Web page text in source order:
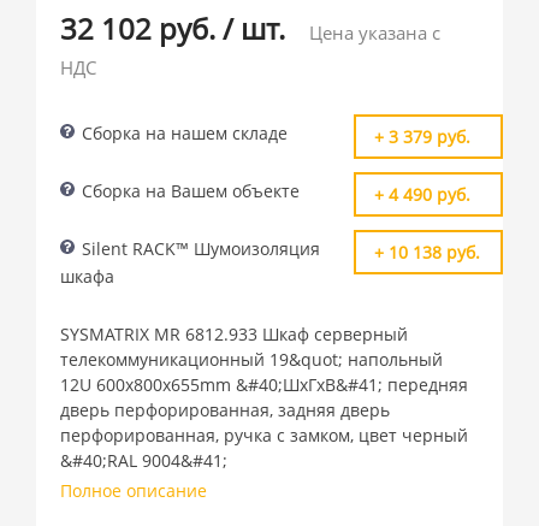
32 102 руб./ шт.
Цена указана с
НДС
Сборка на нашем складе + 3 379 руб.
Сборка на Вашем объекте + 4 490 руб.
Silent RACK™ Шумоизоляция
шкафа
+ 10 138 руб.
SYSMATRIX MR 6812.933 Шкаф серверный
телекоммуникационный 19&quot; напольный
12U 600x800x655mm &#40;ШхГхВ&#41; передняя
дверь перфорированная, задняя дверь
перфорированная, ручка с замком, цвет черный
&#40;RAL 9004&#41;
Полное описание